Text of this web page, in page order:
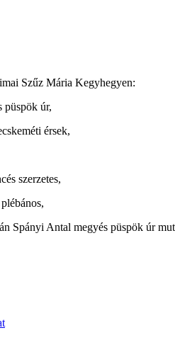
Szűz Mária Kegyhegyen:
püspök úr,
érsek,
szerzetes,
Spányi Antal megyés püspök úr